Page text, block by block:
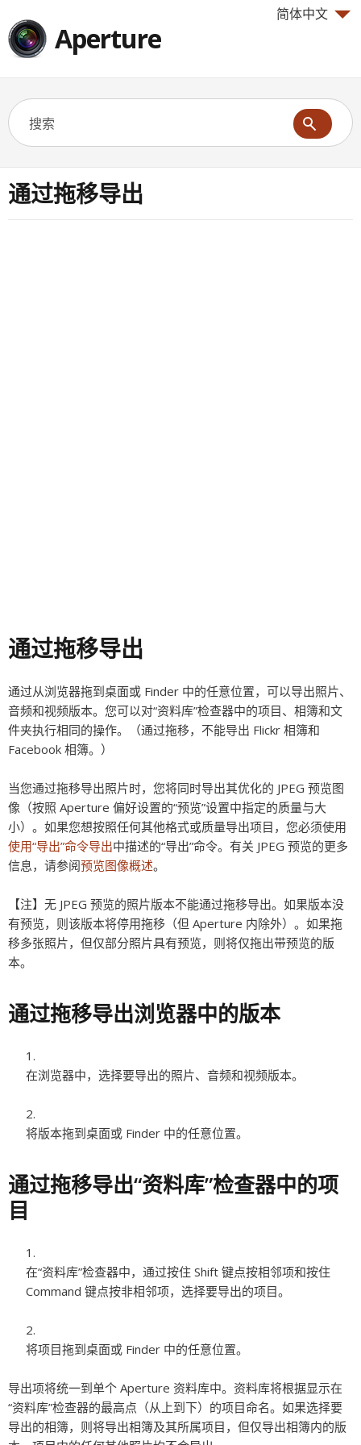
简体中文
Aperture
通过拖移导出
通过拖移导出
通过从浏览器拖到桌面或 Finder 中的任意位置，可以导出照片、
音频和视频版本。您可以对“资料库”检查器中的项目、相簿和文
件夹执行相同的操作。（通过拖移，不能导出 Flickr 相簿和
Facebook 相簿。）
当您通过拖移导出照片时，您将同时导出其优化的 JPEG 预览图
像（按照 Aperture 偏好设置的“预览”设置中指定的质量与大
小）。如果您想按照任何其他格式或质量导出项目，您必须使用
使用“导出”命令导出中描述的“导出”命令。有关 JPEG 预览的更多
信息，请参阅预览图像概述。
【注】 无 JPEG 预览的照片版本不能通过拖移导出。如果版本没
有预览，则该版本将停用拖移（但 Aperture 内除外）。如果拖
移多张照片，但仅部分照片具有预览，则将仅拖出带预览的版
本。
通过拖移导出浏览器中的版本
在浏览器中，选择要导出的照片、音频和视频版本。
将版本拖到桌面或 Finder 中的任意位置。
通过拖移导出“资料库”检查器中的项
目
在“资料库”检查器中，通过按住 Shift 键点按相邻项和按住
Command 键点按非相邻项，选择要导出的项目。
将项目拖到桌面或 Finder 中的任意位置。
导出项将统一到单个 Aperture 资料库中。资料库将根据显示在
“资料库”检查器的最高点（从上到下）的项目命名。如果选择要
导出的相簿，则将导出相簿及其所属项目，但仅导出相簿内的版